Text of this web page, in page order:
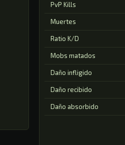
PvP Kills
Muertes
Ratio K/D
Mobs matados
Daño infligido
Daño recibido
Daño absorbido